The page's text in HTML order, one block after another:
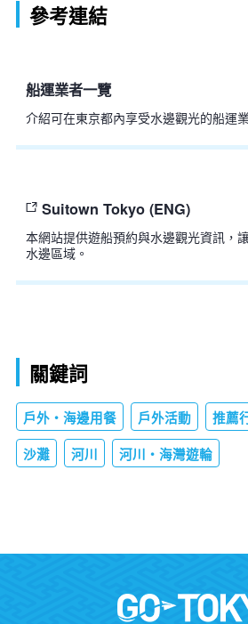
參考連結
船運業者一覽
介紹可在東京都內享受水邊觀光的船運
Suitown Tokyo (ENG)
本網站提供遊船預約與水邊觀光資訊，
水邊區域。
關鍵詞
戶外・海邊用餐 戶外活動 推薦
沙灘 河川 河川・海灣遊輪